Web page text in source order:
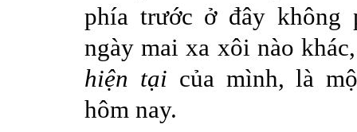
phía trước ở đây không
ngày mai xa xôi nào khác
hiện tại của mình,là
hôm nay.